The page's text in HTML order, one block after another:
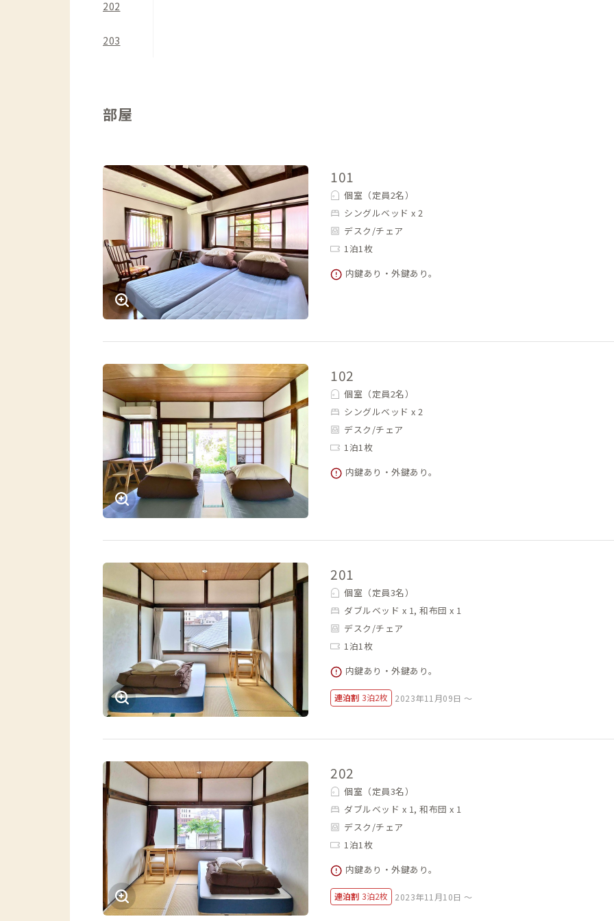
202
203
部屋
101
個室（定員2名）
シングルベッド x 2
デスク/チェア
1泊1枚
内鍵あり・外鍵あり。
102
個室（定員2名）
シングルベッド x 2
デスク/チェア
1泊1枚
内鍵あり・外鍵あり。
201
個室（定員3名）
ダブルベッド x 1, 和布団 x 1
デスク/チェア
1泊1枚
内鍵あり・外鍵あり。
連泊割 3泊2枚 2023年11月09日 ～
202
個室（定員3名）
ダブルベッド x 1, 和布団 x 1
デスク/チェア
1泊1枚
内鍵あり・外鍵あり。
連泊割 3泊2枚 2023年11月10日 ～